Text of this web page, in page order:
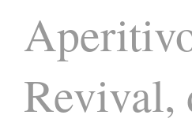
Revival,